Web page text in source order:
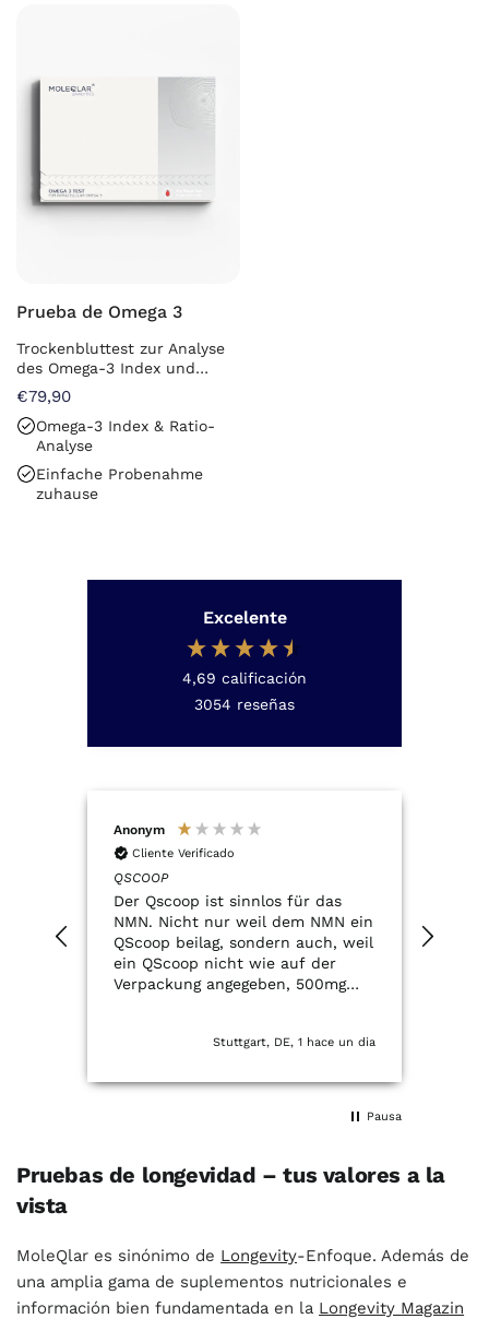
Prueba de Omega 3
Trockenbluttest zur Analyse
des Omega-3 Index und
Fettsäureprofils
€79,90
Omega-3 Index & Ratio-
Analyse
Einfache Probenahme
zuhause
Excelente
4,69 calificación
3054 reseñas
Anonym
Cliente Verificado
QSCOOP
Der Qscoop ist sinnlos für das
NMN. Nicht nur weil dem NMN ein
QScoop beilag, sondern auch, weil
ein QScoop nicht wie auf der
Verpackung angegeben, 500mg
Stuttgart, DE, 1 hace un dia
Pausa
Pruebas de longevidad – tus valores a la
vista
MoleQlar es sinónimo de Longevity-Enfoque. Además de
una amplia gama de suplementos nutricionales e
información bien fundamentada en la Longevity Magazin